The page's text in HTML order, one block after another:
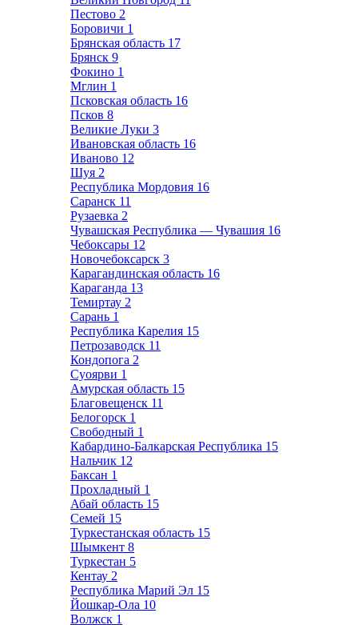
Пестово 2
Боровичи 1
Брянская область 17
Брянск 9
Фокино 1
Мглин 1
Псковская область 16
Псков 8
Великие Луки 3
Ивановская область 16
Иваново 12
Шуя 2
Республика Мордовия 16
Саранск 11
Рузаевка 2
Чувашская Республика — Чувашия 16
Чебоксары 12
Новочебоксарск 3
Карагандинская область 16
Караганда 13
Темиртау 2
Сарань 1
Республика Карелия 15
Петрозаводск 11
Кондопога 2
Суоярви 1
Амурская область 15
Благовещенск 11
Белогорск 1
Свободный 1
Кабардино-Балкарская Республика 15
Нальчик 12
Баксан 1
Прохладный 1
Абай область 15
Семей 15
Туркестанская область 15
Шымкент 8
Туркестан 5
Кентау 2
Республика Марий Эл 15
Йошкар-Ола 10
Волжск 1